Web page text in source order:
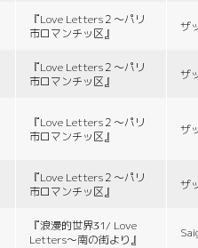
『Love Letters２〜パリ
市ロマンチッ区』
ザ
『Love Letters２〜パリ
市ロマンチッ区』
ザ
『Love Letters２〜パリ
市ロマンチッ区』
ザ
『Love Letters２〜パリ
市ロマンチッ区』
ザ
『浪漫的世界31/ Love
Letters〜南の街より』